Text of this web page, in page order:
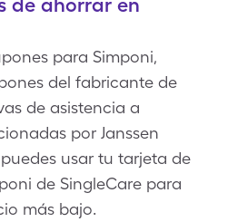
para Simponi,
del fabricante de
de asistencia a
por Janssen
usar tu tarjeta de
de SingleCare para
más bajo.